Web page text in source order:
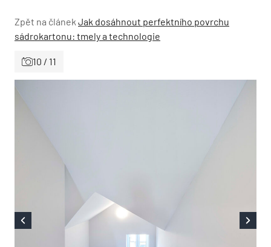
Zpět na článek Jak dosáhnout perfektního povrchu
sádrokartonu: tmely a technologie
10 / 11